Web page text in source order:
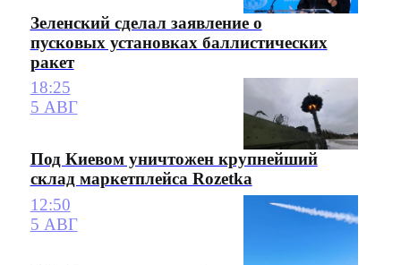
Зеленский сделал заявление о
пусковых установках баллистических
ракет
18:25
5 АВГ
Под Киевом уничтожен крупнейший
склад маркетплейса Rozetka
12:50
5 АВГ